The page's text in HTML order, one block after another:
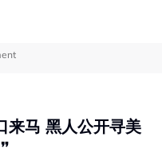
来马 黑人公开寻美